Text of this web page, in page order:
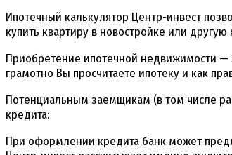
Ипотечный калькулятор Центр-инвест
купить квартиру в новостройке или
Приобретение ипотечной недвижимости —
грамотно Вы просчитаете ипотеку и как
Потенциальным заемщикам (в том числе
кредита:
При оформлении кредита банк может